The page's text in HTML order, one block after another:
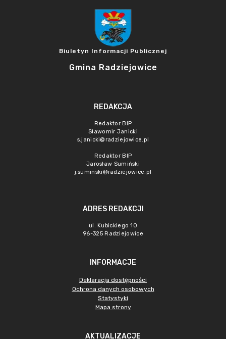
Biuletyn Informacji Publicznej
Gmina Radziejowice
REDAKCJA
Redaktor BIP
Sławomir Janicki
s.janicki@radziejowice.pl
Redaktor BIP
Jarosław Sumiński
j.suminski@radziejowice.pl
ADRES REDAKCJI
ul. Kubickiego 10
96-325 Radziejowice
INFORMACJE
Deklaracja dostępności
Ochrona danych osobowych
Statystyki
Mapa strony
AKTUALIZACJE